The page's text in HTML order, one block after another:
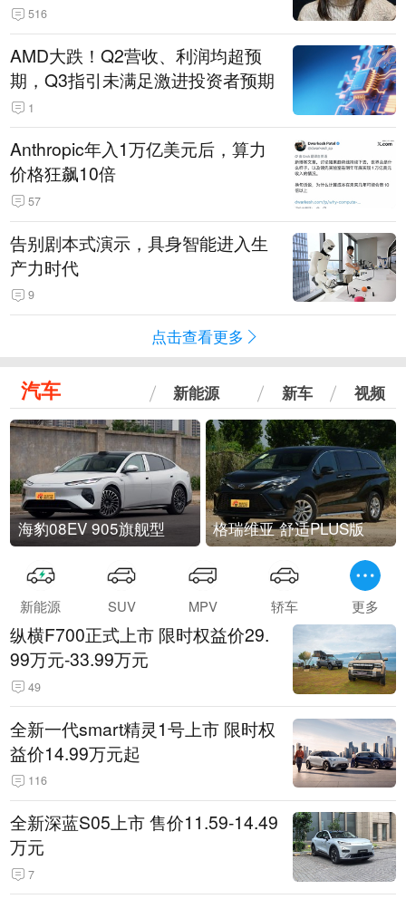
516
AMD大跌！Q2营收、利润均超预
期，Q3指引未满足激进投资者预期
1
Anthropic年入1万亿美元后，算力
价格狂飙10倍
57
告别剧本式演示，具身智能进入生
产力时代
9
点击查看更多
汽车 新能源 新车 视频
海豹08EV 905旗舰型 格瑞维亚 舒适PLUS版
新能源 SUV MPV 轿车 更多
纵横F700正式上市 限时权益价29.
99万元-33.99万元
49
全新一代smart精灵1号上市 限时权
益价14.99万元起
116
全新深蓝S05上市 售价11.59-14.49
万元
7